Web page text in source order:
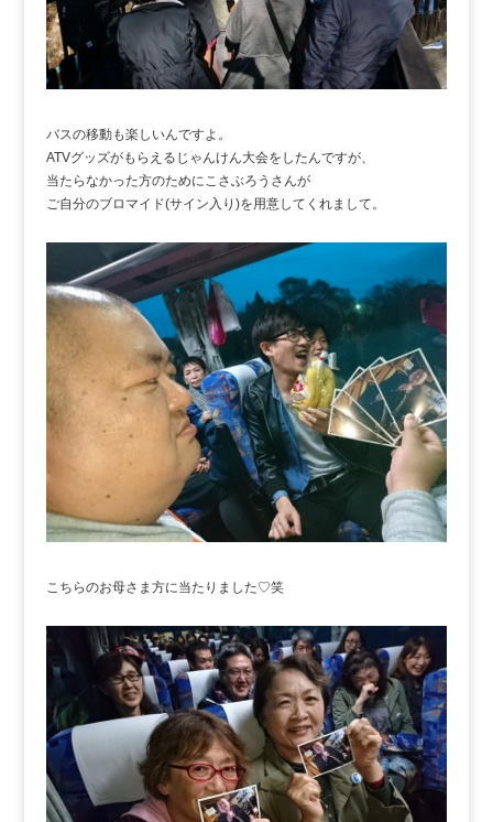
バスの移動も楽しいんですよ。
ATVグッズがもらえるじゃんけん大会をしたんですが、
当たらなかった方のためにこさぶろうさんが
ご自分のブロマイド(サイン入り)を用意してくれまして。
こちらのお母さま方に当たりました♡笑